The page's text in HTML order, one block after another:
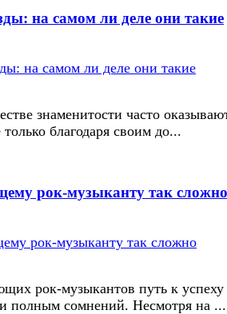
на самом ли деле они такие
знаменитости часто
благодаря своим до...
рок-музыканту так сложно
рок-музыкантов путь к успеху
полным сомнений. Несмотря на ...